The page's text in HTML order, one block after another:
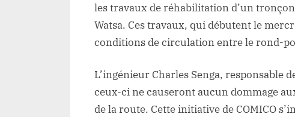
grâce
à
de
COMICO
les travaux de réhabilitation d’un
Watsa. Ces travaux, qui débutent le
conditions de circulation entre le rond-
L’ingénieur Charles Senga, responsable
ceux-ci ne causeront aucun dommage
de la route. Cette initiative de COMICO